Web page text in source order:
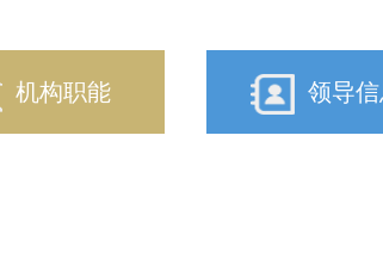
机构职能 领导信